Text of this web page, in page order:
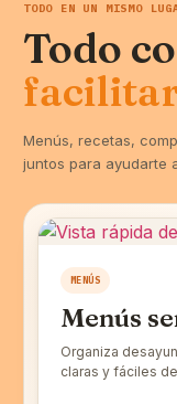
TODO EN UN MISMO
Todo
Menús, recetas,
juntos para ayudarte
MENÚS
Menús
Organiza
claras y fáciles